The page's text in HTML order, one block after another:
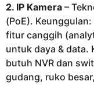
2. IP Kamera –
(PoE).
fitur canggih
untuk daya & data.
butuh NVR dan
gudang, ruko